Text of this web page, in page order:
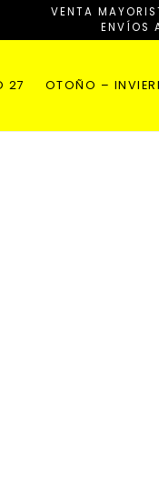
VENTA
ENVÍOS
27 OTOÑO –